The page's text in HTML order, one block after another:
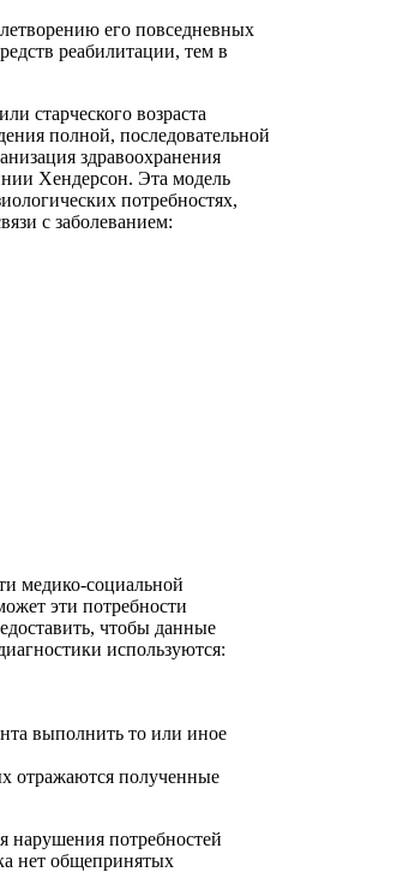
его повседневных
реабилитации, тем в
старческого возраста
полной, последовательной
здравоохранения
Хендерсон. Эта модель
потребностях,
с заболеванием:
медико-социальной
эти потребности
чтобы данные
используются:
выполнить то или иное
отражаются полученные
потребностей
нет общепринятых